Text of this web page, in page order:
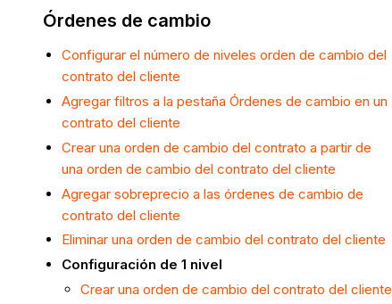
Órdenes de cambio
Configurar el número de niveles orden de cambio del
contrato del cliente
Agregar filtros a la pestaña Órdenes de cambio en un
contrato del cliente
Crear una orden de cambio del contrato a partir de
una orden de cambio del contrato del cliente
Agregar sobreprecio a las órdenes de cambio de
contrato del cliente
Eliminar una orden de cambio del contrato del cliente
Configuración de 1 nivel
Crear una orden de cambio del contrato del cliente